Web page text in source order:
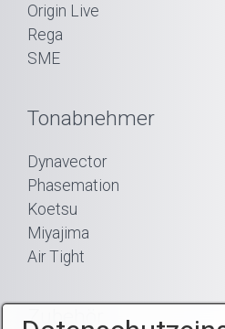
Origin Live
Rega
SME
Tonabnehmer
Dynavector
Phasemation
Koetsu
Miyajima
Air Tight
Zubehör